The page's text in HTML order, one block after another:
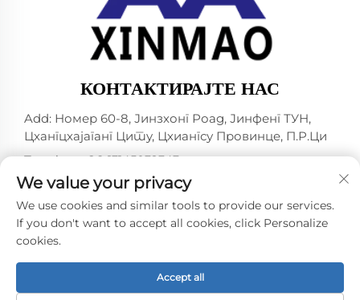
КОНТАКТИРАЈТЕ НАС
Add: Номер 60-8, Јинзхонг Роад, Јинфенг ТУН,
Цхангцхајаганг Цитy, Цхиангсу Провинцe, П.Р.Ци
Телефон:+86-13145032343
Е-маил:[email protected]
Ауторско право © 2024 од стране ЦHANGJIAGANG
CITY XINMAO ДРИНК МАСХИНЕРИ ЦО., ЛТД. -
Политике приватности
We value your privacy
We use cookies and similar tools to provide our services.
If you don't want to accept all cookies, click Personalize
cookies.
Accept all